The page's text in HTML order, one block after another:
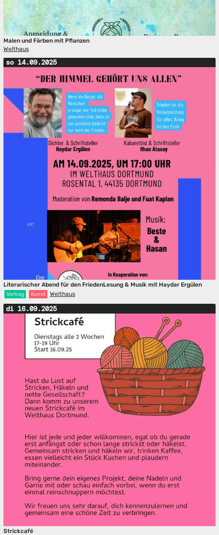
Malen und Färben mit Pflanzen
Welthaus
so 14.09.2025
Literarischer Abend für den FriedenLesung & Musik mit Haydar Ergülen
Vortrag Kunst Welthaus
di 16.09.2025
Strickcafé